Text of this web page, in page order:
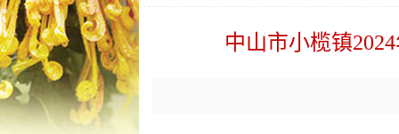
中山市小榄镇